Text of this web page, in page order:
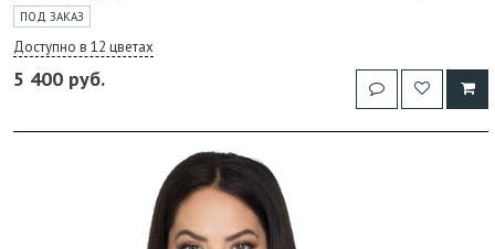
ПОД ЗАКАЗ
Доступно в 12 цветах
5 400 руб.